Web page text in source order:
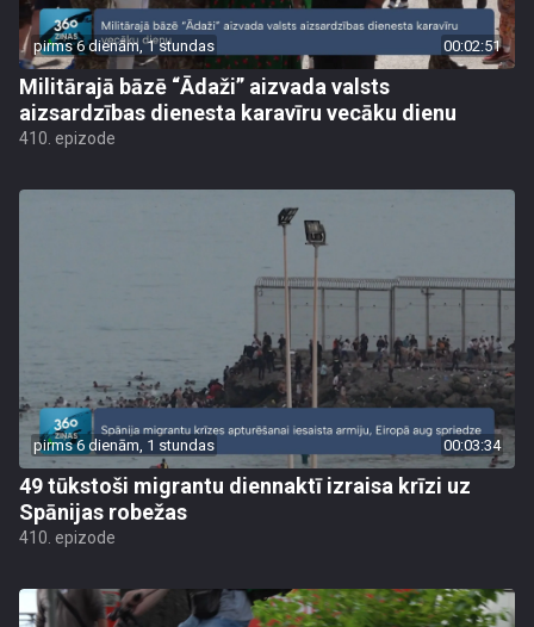
pirms 6 dienām, 1 stundas 00:02:51
Militārajā bāzē “Ādaži” aizvada valsts
aizsardzības dienesta karavīru vecāku dienu
410. epizode
pirms 6 dienām, 1 stundas 00:03:34
49 tūkstoši migrantu diennaktī izraisa krīzi uz
Spānijas robežas
410. epizode